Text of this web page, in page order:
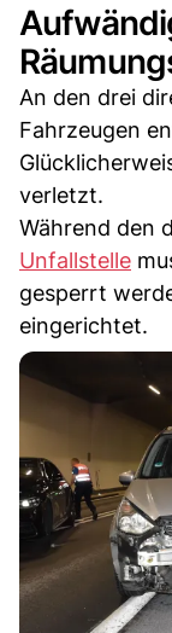
An den drei
Fahrzeugen
verletzt.
Während den
Unfallstelle
gesperrt
eingerichtet.